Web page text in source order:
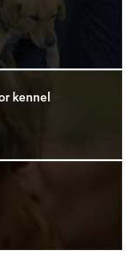
kennel